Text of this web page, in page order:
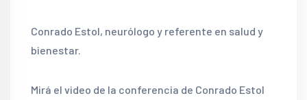
Conrado Estol, neurólogo y referente en salud y
bienestar.
Mirá el video de la conferencia de Conrado Estol